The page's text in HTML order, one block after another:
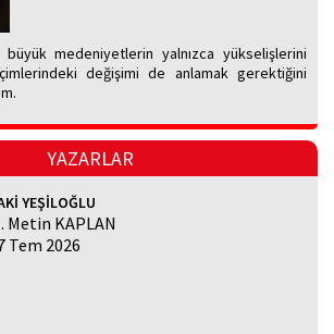
medeniyetlerin yalnızca yükselişlerini
değişimi de anlamak gerektiğini
YAZARLAR
YEŞİLOĞLU
Metin KAPLAN
Tem 2026